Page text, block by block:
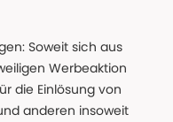
Soweit sich aus
Werbeaktion
die Einlösung von
anderen insoweit